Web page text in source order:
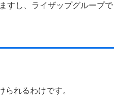
すし、ライザップグループで
れるわけです。